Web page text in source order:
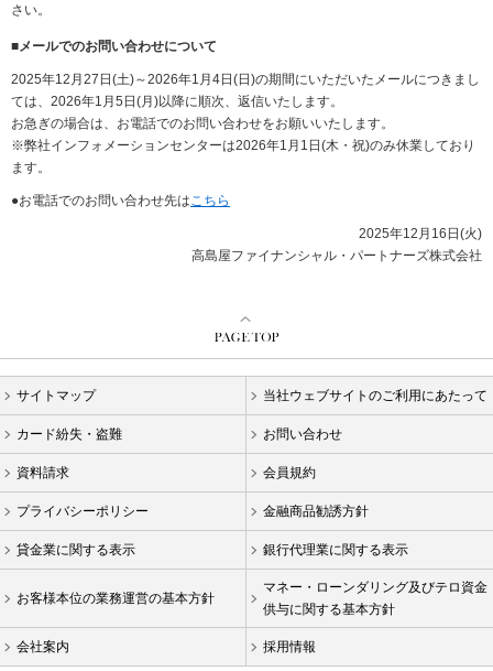
さい。
■メールでのお問い合わせについて
2025年12月27日(土)～2026年1月4日(日)の期間にいただいたメールにつきまし
ては、2026年1月5日(月)以降に順次、返信いたします。
お急ぎの場合は、お電話でのお問い合わせをお願いいたします。
※弊社インフォメーションセンターは2026年1月1日(木・祝)のみ休業しており
ます。
●お電話でのお問い合わせ先は こちら
2025年12月16日(火)
高島屋ファイナンシャル・パートナーズ株式会社
サイトマップ 当社ウェブサイトのご利用にあたって
カード紛失・盗難 お問い合わせ
資料請求 会員規約
プライバシーポリシー 金融商品勧誘方針
貸金業に関する表示 銀行代理業に関する表示
お客様本位の業務運営の基本方針
マネー・ローンダリング及びテロ資金
供与に関する基本方針
会社案内 採用情報